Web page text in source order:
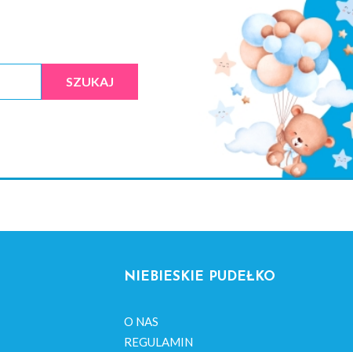
SZUKAJ
NIEBIESKIE PUDEŁKO
O NAS
REGULAMIN